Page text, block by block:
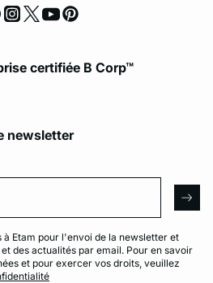
certifiée B Corp™
newsletter
à Etam pour l'envoi de la newsletter et
des actualités par email. Pour en savoir
et pour exercer vos droits, veuillez